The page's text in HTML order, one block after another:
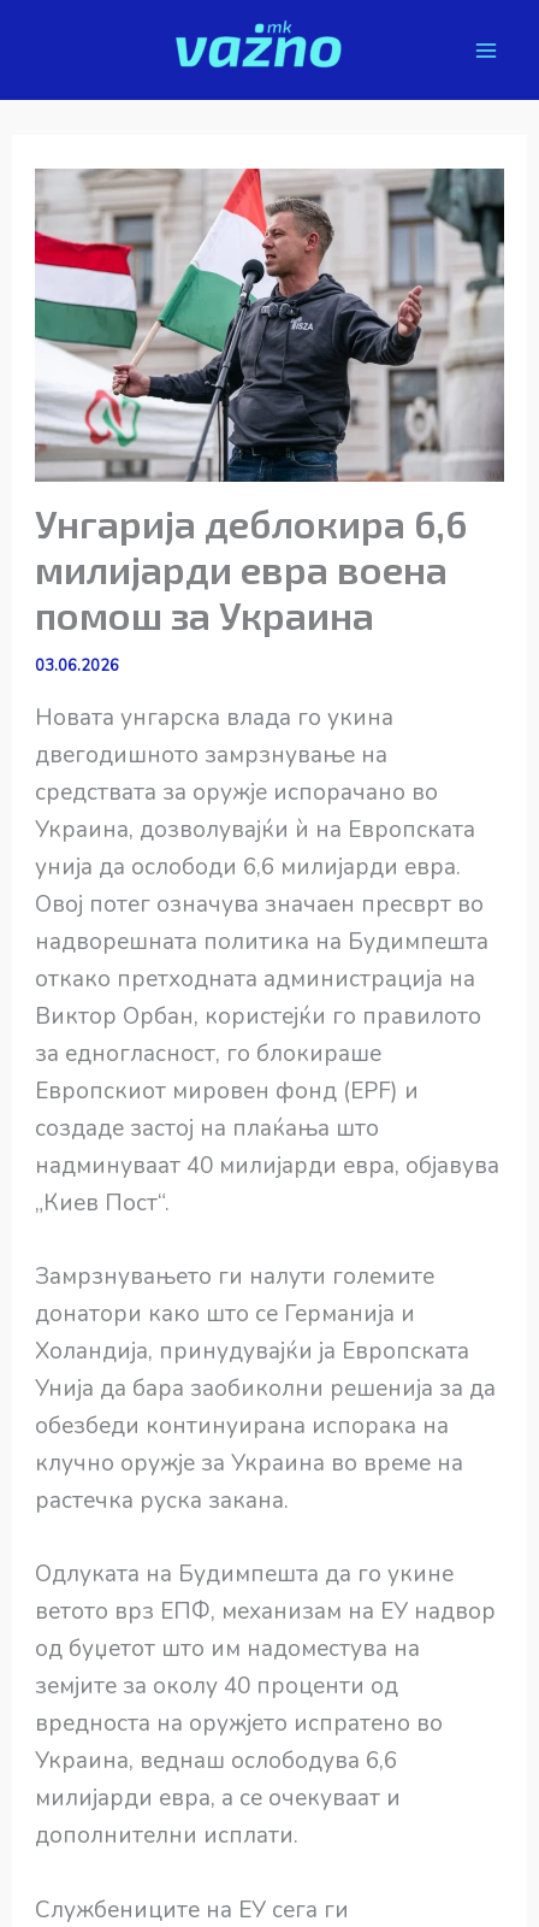
Унгарија деблокира 6,6
милијарди евра воена
помош за Украина
03.06.2026
Новата унгарска влада го укина
двегодишното замрзнување на
средствата за оружје испорачано во
Украина, дозволувајќи ѝ на Европската
унија да ослободи 6,6 милијарди евра.
Овој потег означува значаен пресврт во
надворешната политика на Будимпешта
откако претходната администрација на
Виктор Орбан, користејќи го правилото
за едногласност, го блокираше
Европскиот мировен фонд (EPF) и
создаде застој на плаќања што
надминуваат 40 милијарди евра, објавува
„Киев Пост“.
Замрзнувањето ги налути големите
донатори како што се Германија и
Холандија, принудувајќи ја Европската
Унија да бара заобиколни решенија за да
обезбеди континуирана испорака на
клучно оружје за Украина во време на
растечка руска закана.
Одлуката на Будимпешта да го укине
ветото врз ЕПФ, механизам на ЕУ надвор
од буџетот што им надоместува на
земјите за околу 40 проценти од
вредноста на оружјето испратено во
Украина, веднаш ослободува 6,6
милијарди евра, а се очекуваат и
дополнителни исплати.
Службениците на ЕУ сега ги